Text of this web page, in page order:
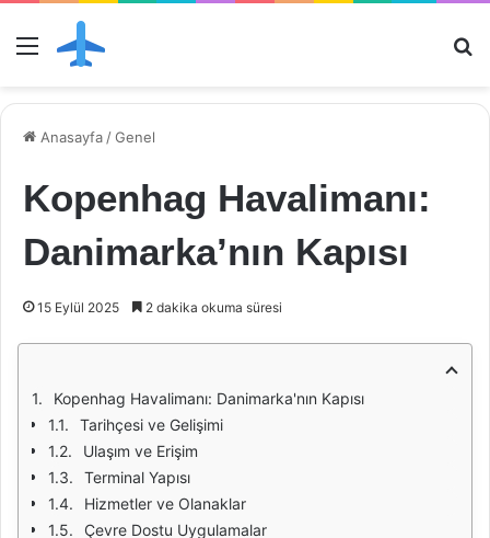
Menü
Anasayfa /Genel
Kopenhag Havalimanı:
Danimarka’nın Kapısı
15 Eylül 2025 2 dakika okuma süresi
Kopenhag Havalimanı: Danimarka'nın Kapısı
Tarihçesi ve Gelişimi
Ulaşım ve Erişim
Terminal Yapısı
Hizmetler ve Olanaklar
Çevre Dostu Uygulamalar